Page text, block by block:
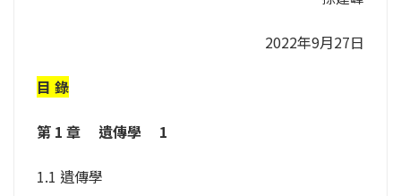
2022年9月27日
目 錄
第 1 章 　遺傳學　 1
1.1 遺傳學